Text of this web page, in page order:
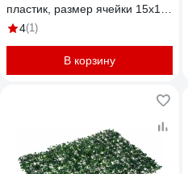
пластик, размер ячейки 15x15
см, зеленая 165-008
4(1)
В корзину